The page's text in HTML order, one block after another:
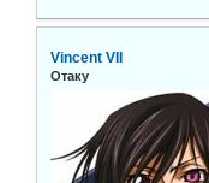
Vincent VII
Отаку